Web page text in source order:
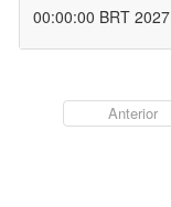
00:00:00 BRT 2027
Anterior